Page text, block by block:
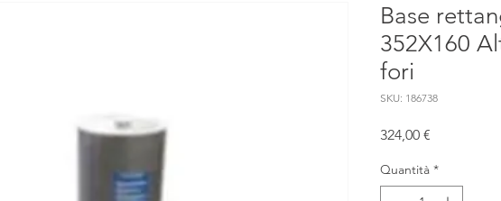
Base
352X160
fori
SKU: 186738
324,00 €
Quantità *